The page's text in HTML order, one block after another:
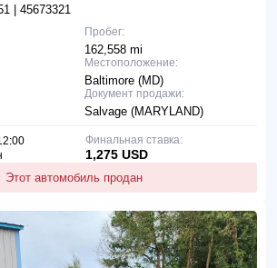
| 45673321
Пробег:
162,558 mi
Местоположение:
Baltimore (MD)
Документ продажи:
Salvage (MARYLAND)
Этот автомобиль продан
Финальная ставка:
1,275 USD